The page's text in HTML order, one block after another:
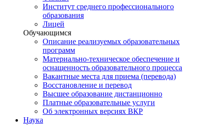
Институт среднего профессионального
образования
Лицей
Обучающимся
Описание реализуемых образовательных
программ
Материально-техническое обеспечение и
оснащенность образовательного процесса
Вакантные места для приема (перевода)
Восстановление и перевод
Высшее образование дистанционно
Платные образовательные услуги
Об электронных версиях ВКР
Наука